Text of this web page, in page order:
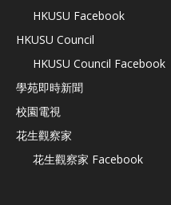
HKUSU Facebook
HKUSU Council
HKUSU Council Facebook
學苑即時新聞
校園電視
花生觀察家
花生觀察家 Facebook